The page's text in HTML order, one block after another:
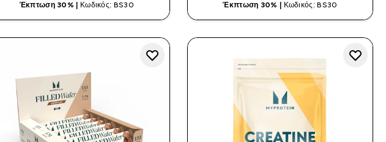
Έκπτωση 30% | Κωδικός: BS30 Έκπτωση 30% | Κωδικός: BS30